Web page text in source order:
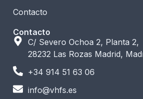
Contacto
Contacto
C/ Severo Ochoa 2, Planta 2,
28232 Las Rozas Madrid,
+34 914 51 63 06
info@vhfs.es